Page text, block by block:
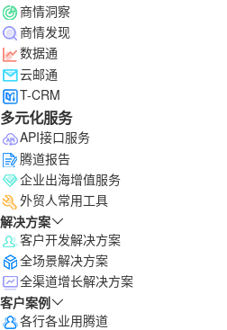
商情洞察
商情发现
数据通
云邮通
T-CRM
多元化服务
API接口服务
腾道报告
企业出海增值服务
外贸人常用工具
解决方案
客户开发解决方案
全场景解决方案
全渠道增长解决方案
客户案例
各行各业用腾道